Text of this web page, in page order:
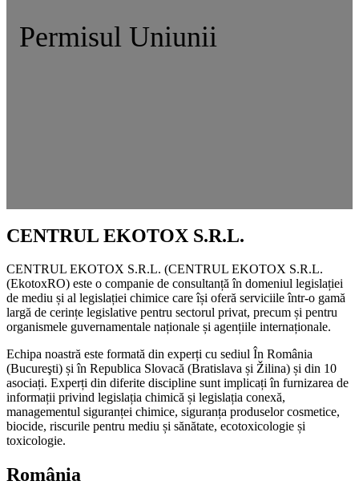
Permisul Uniunii
CENTRUL EKOTOX S.R.L.
CENTRUL EKOTOX S.R.L. (CENTRUL EKOTOX S.R.L.
(EkotoxRO) este o companie de consultanță în domeniul legislației
de mediu și al legislației chimice care își oferă serviciile într-o gamă
largă de cerințe legislative pentru sectorul privat, precum și pentru
organismele guvernamentale naționale și agențiile internaționale.
Echipa noastră este formată din experți cu sediul În România
(Bucureşti) și în Republica Slovacă (Bratislava și Žilina) și din 10
asociați. Experți din diferite discipline sunt implicați în furnizarea de
informații privind legislația chimică și legislația conexă,
managementul siguranței chimice, siguranța produselor cosmetice,
biocide, riscurile pentru mediu și sănătate, ecotoxicologie și
toxicologie.
România